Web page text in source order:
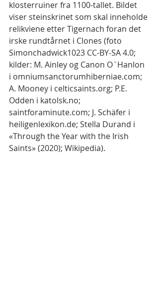
klosterruiner fra 1100-tallet. Bildet
viser steinskrinet som skal inneholde
relikviene etter Tigernach foran det
irske rundtårnet i Clones (foto
Simonchadwick1023 CC-BY-SA 4.0;
kilder: M. Ainley og Canon O`Hanlon
i omniumsanctorumhiberniae.com;
A. Mooney i celticsaints.org; P.E.
Odden i katolsk.no;
saintforaminute.com; J. Schäfer i
heiligenlexikon.de; Stella Durand i
«Through the Year with the Irish
Saints» (2020); Wikipedia).